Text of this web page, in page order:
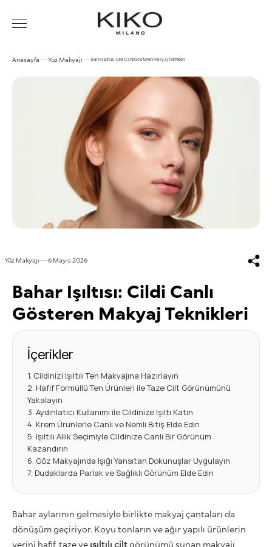
Anasayfa Yüz Makyajı Bahar Işıltısı: Cildi Canlı Gösteren Makyaj Teknikleri
Yüz Makyajı 6 Mayıs 2026
Bahar Işıltısı: Cildi Canlı
Gösteren Makyaj Teknikleri
İçerikler
Cildinizi Işıltılı Ten Makyajına Hazırlayın
Hafif Formüllü Ten Ürünleri ile Taze Cilt Görünümünü
Yakalayın
Aydınlatıcı Kullanımı ile Cildinize Işıltı Katın
Krem Ürünlerle Canlı ve Nemli Bitiş Elde Edin
Işıltılı Allık Seçimiyle Cildinize Canlı Bir Görünüm
Kazandırın
Göz Makyajında Işığı Yansıtan Dokunuşlar Uygulayın
Dudaklarda Parlak ve Sağlıklı Görünüm Elde Edin
Bahar aylarının gelmesiyle birlikte makyaj çantaları da
dönüşüm geçiriyor. Koyu tonların ve ağır yapılı ürünlerin
yerini hafif, taze ve ışıltılı ciltgörünümü sunan makyajı